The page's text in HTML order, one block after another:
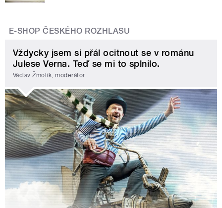
E-SHOP ČESKÉHO ROZHLASU
Vždycky jsem si přál ocitnout se v románu
Julese Verna. Teď se mi to splnilo.
Václav Žmolík, moderátor